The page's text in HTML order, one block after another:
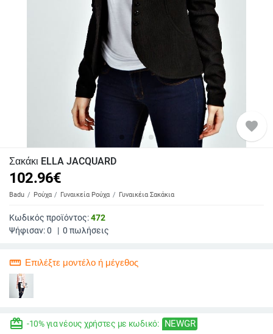
favorite
Σακάκι ELLA JACQUARD
102.96€
Badu Ρούχα Γυναικεία Ρούχα Γυναικέια Σακάκια
Κωδικός προϊόντος:472
Ψήφισαν:0 | 0 πωλήσεις
straighten Επιλέξτε μοντέλο ή μέγεθος
redeem -10% για νέους χρήστες με κωδικό: NEWGR